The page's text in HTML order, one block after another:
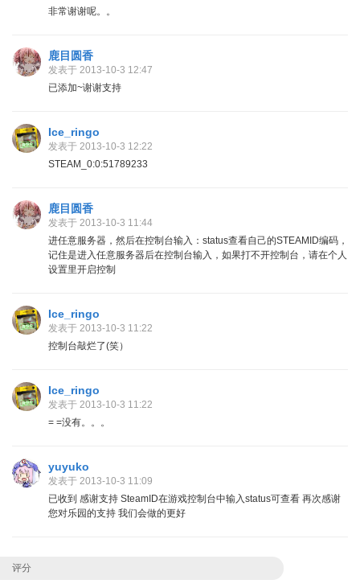
非常谢谢呢。。
鹿目圆香
发表于 2013-10-3 12:47
已添加~谢谢支持
Ice_ringo
发表于 2013-10-3 12:22
STEAM_0:0:51789233
鹿目圆香
发表于 2013-10-3 11:44
进任意服务器，然后在控制台输入：status查看自己的STEAMID编码，
记住是进入任意服务器后在控制台输入，如果打不开控制台，请在个人
设置里开启控制
Ice_ringo
发表于 2013-10-3 11:22
控制台敲烂了(笑）
Ice_ringo
发表于 2013-10-3 11:22
= =没有。。。
yuyuko
发表于 2013-10-3 11:09
已收到 感谢支持 SteamID在游戏控制台中输入status可查看 再次感谢
您对乐园的支持 我们会做的更好
评分